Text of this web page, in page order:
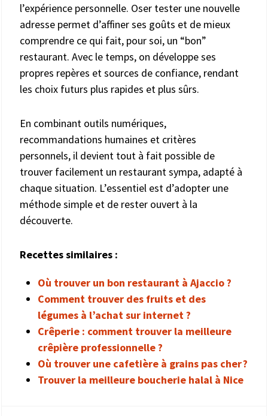
l’expérience personnelle. Oser tester une nouvelle
adresse permet d’affiner ses goûts et de mieux
comprendre ce qui fait, pour soi, un “bon”
restaurant. Avec le temps, on développe ses
propres repères et sources de confiance, rendant
les choix futurs plus rapides et plus sûrs.
En combinant outils numériques,
recommandations humaines et critères
personnels, il devient tout à fait possible de
trouver facilement un restaurant sympa, adapté à
chaque situation. L’essentiel est d’adopter une
méthode simple et de rester ouvert à la
découverte.
Recettes similaires :
Où trouver un bon restaurant à Ajaccio ?
Comment trouver des fruits et des
légumes à l’achat sur internet ?
Crêperie : comment trouver la meilleure
crêpière professionnelle ?
Où trouver une cafetière à grains pas cher ?
Trouver la meilleure boucherie halal à Nice